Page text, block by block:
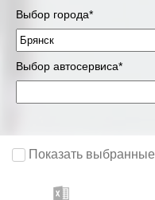
Выбор города*
Выбор автосервиса*
Показать выбранные